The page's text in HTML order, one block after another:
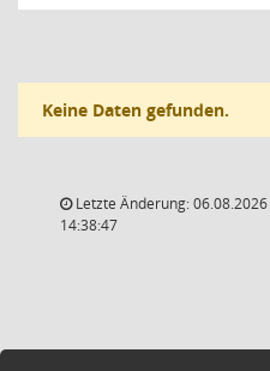
Keine Daten gefunden.
Letzte Änderung: 06.08.2026
14:38:47